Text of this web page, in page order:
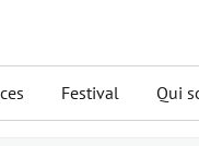
Festival Qui